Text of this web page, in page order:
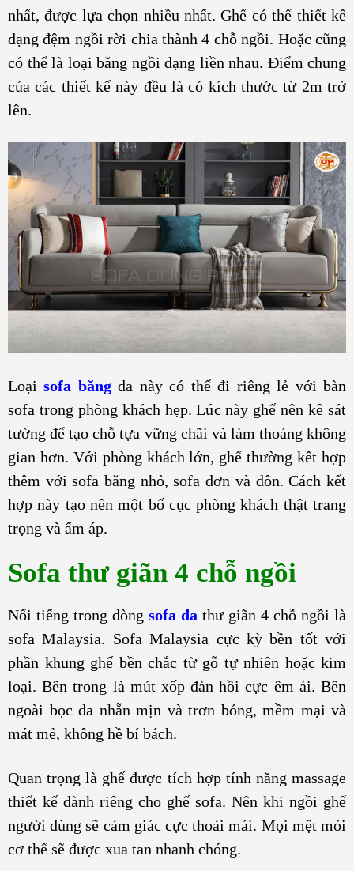
nhất, được lựa chọn nhiều nhất. Ghế có thể thiết kế
dạng đệm ngồi rời chia thành 4 chỗ ngồi. Hoặc cũng
có thể là loại băng ngồi dạng liền nhau. Điểm chung
của các thiết kế này đều là có kích thước từ 2m trở
lên.
Loạisofa băngda này có thể đi riêng lẻ với bàn
sofa trong phòng khách hẹp. Lúc này ghế nên kê sát
tường để tạo chỗ tựa vững chãi và làm thoáng không
gian hơn. Với phòng khách lớn, ghế thường kết hợp
thêm với sofa băng nhỏ, sofa đơn và đôn. Cách kết
hợp này tạo nên một bố cục phòng khách thật trang
trọng và ấm áp.
Sofa thư giãn 4 chỗ ngồi
Nổi tiếng trong dòng sofa da thư giãn 4 chỗ ngồi là
sofa Malaysia. Sofa Malaysia cực kỳ bền tốt với
phần khung ghế bền chắc từ gỗ tự nhiên hoặc kim
loại. Bên trong là mút xốp đàn hồi cực êm ái. Bên
ngoài bọc da nhẵn mịn và trơn bóng, mềm mại và
mát mẻ, không hề bí bách.
Quan trọng là ghế được tích hợp tính năng massage
thiết kế dành riêng cho ghế sofa. Nên khi ngồi ghế
người dùng sẽ cảm giác cực thoải mái. Mọi mệt mỏi
cơ thể sẽ được xua tan nhanh chóng.